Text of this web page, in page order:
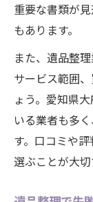
重要な書類が
もあります。
また、遺品整
サービス範囲
ょう。愛知県
いる業者も多
す。口コミや
選ぶことが大切